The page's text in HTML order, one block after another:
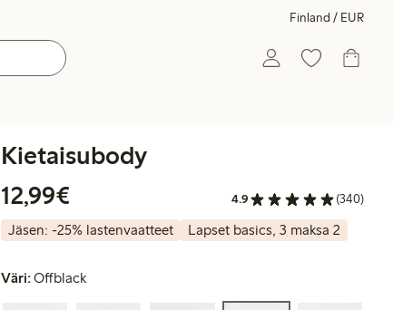
Finland / EUR
Kietaisubody
12,99€
4.9 (340)
Jäsen: -25% lastenvaatteet Lapset basics, 3 maksa 2
Väri:Offblack